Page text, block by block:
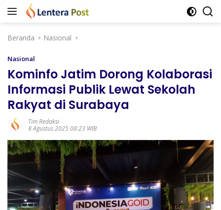
Langsung
Beranda
Nasional
Nasional
Kominfo Jatim Dorong Kolaborasi
Informasi Publik Lewat Sekolah
Rakyat di Surabaya
Tim Redaksi
8 Agustus 2025 08:23 WIB